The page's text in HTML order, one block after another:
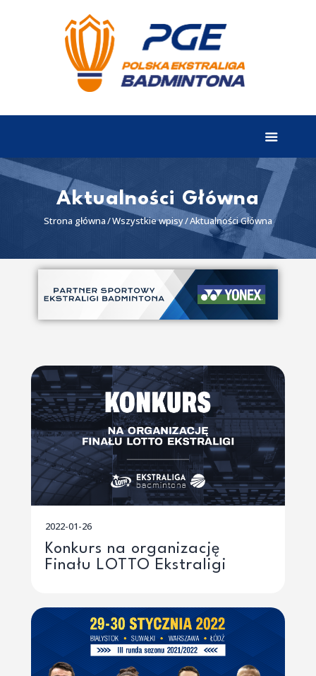
Aktualności Główna
Strona główna Wszystkie wpisy Aktualności Główna
EKSTRALIGA
Aktualności
Tabela
Wyniki
Terminarz
I liga
II liga
2022-01-26
Konkurs na organizację
Finału LOTTO Ekstraligi